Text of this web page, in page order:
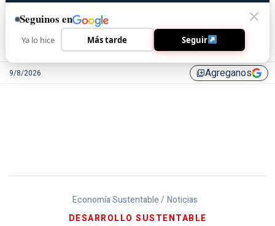
9/8/2026 library_addAgreganos
Economía Sustentable / Noticias
DESARROLLO SUSTENTABLE
Seguinos en
Ya lo hice Más tarde Seguir